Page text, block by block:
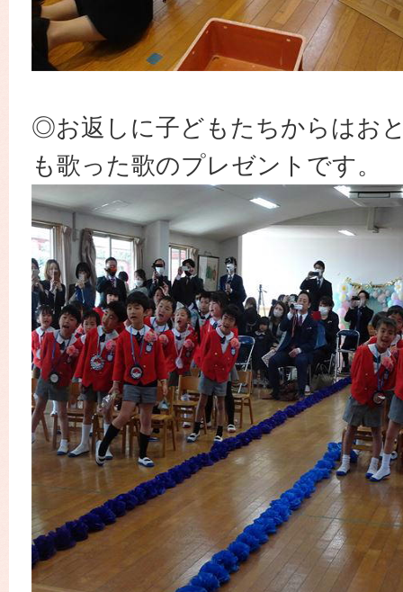
◎お返しに子どもたちからはお
も歌った歌のプレゼントです。